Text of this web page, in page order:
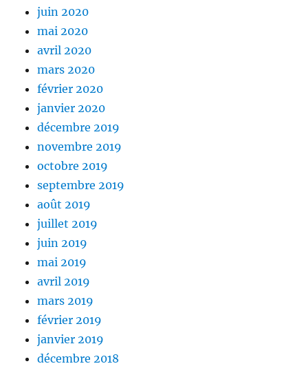
juin 2020
mai 2020
avril 2020
mars 2020
février 2020
janvier 2020
décembre 2019
novembre 2019
octobre 2019
septembre 2019
août 2019
juillet 2019
juin 2019
mai 2019
avril 2019
mars 2019
février 2019
janvier 2019
décembre 2018